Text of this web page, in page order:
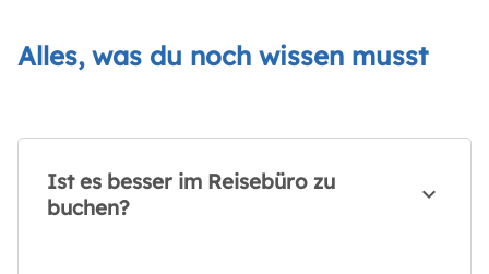
Alles, was du noch wissen musst
Ist es besser im Reisebüro zu
buchen?